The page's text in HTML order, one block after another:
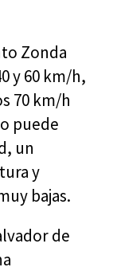
Zonda
y 60 km/h,
70 km/h
puede
un
y
bajas.
de